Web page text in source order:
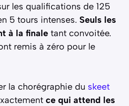
les qualifications de 125
5 tours intenses. Seuls les
à la finale tant convoitée.
remis à zéro pour le
la chorégraphie du skeet
ce qui attend les